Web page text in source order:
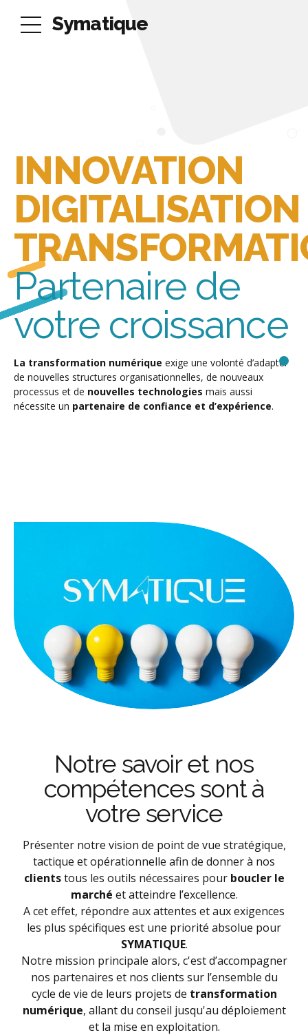
Symatique
INNOVATION
DIGITALISATION
Partenaire de
votre croissance
La transformation numérique exige une volonté d’adapter
de nouvelles structures organisationnelles, de nouveaux
processus et de nouvelles technologies mais aussi
nécessite un partenaire de confiance et d’expérience.
Notre savoir et nos
compétences sont à
votre service
Présenter notre vision de point de vue stratégique,
tactique et opérationnelle afin de donner à nos
clientstous les outils nécessaires pour boucler le
marché et atteindre l’excellence.
A cet effet, répondre aux attentes et aux exigences
les plus spécifiques est une priorité absolue pour
SYMATIQUE.
Notre mission principale alors, c'est d’accompagner
nos partenaires et nos clients sur l’ensemble du
cycle de vie de leurs projets de transformation
numérique, allant du conseil jusqu'au déploiement
et la mise en exploitation.